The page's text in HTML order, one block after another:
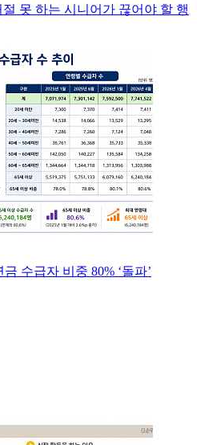
절 못 하는 시니어가 끊어야 할 행
수급자 비중 80% ‘돌파’